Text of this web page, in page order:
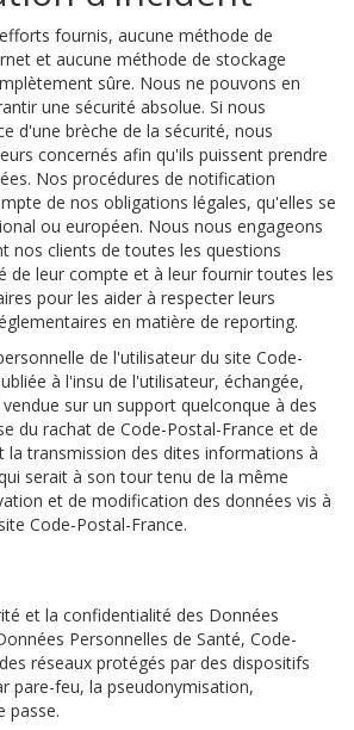
fournis, aucune méthode de
et aucune méthode de stockage
sûre. Nous ne pouvons en
une sécurité absolue. Si nous
d'une brèche de la sécurité, nous
concernés afin qu'ils puissent prendre
Nos procédures de notification
de nos obligations légales, qu'elles se
ou européen. Nous nous engageons
nos clients de toutes les questions
de leur compte et à leur fournir toutes les
pour les aider à respecter leurs
en matière de reporting.
de l'utilisateur du site Code-
à l'insu de l'utilisateur, échangée,
sur un support quelconque à des
du rachat de Code-Postal-France et de
la transmission des dites informations à
serait à son tour tenu de la même
et de modification des données vis à
Code-Postal-France.
et la confidentialité des Données
Personnelles de Santé, Code-
réseaux protégés par des dispositifs
pare-feu, la pseudonymisation,
passe.